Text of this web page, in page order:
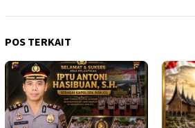
POS TERKAIT